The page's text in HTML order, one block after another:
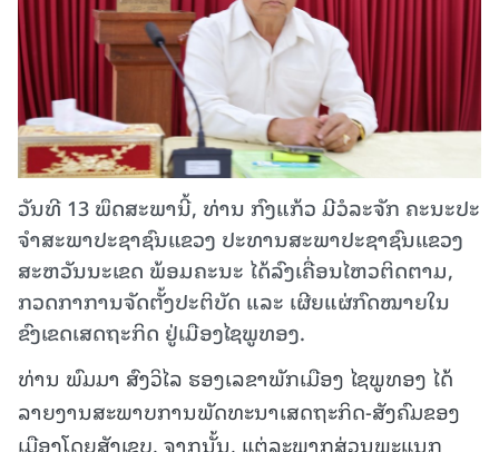
ວັນທີ 13 ພຶດສະພານີ້, ທ່ານ ກົງແກ້ວ ມີວໍລະຈັກ ຄະນະປະ
ຈໍາສະພາປະຊາຊົນແຂວງ ປະທານສະພາປະຊາຊົນແຂວງ
ສະຫວັນນະເຂດ ພ້ອມຄະນະ ໄດ້ລົງເຄື່ອນໄຫວຕິດຕາມ,
ກວດກາການຈັດຕັ້ງປະຕິບັດ ແລະ ເຜີຍແຜ່ກົດໝາຍໃນ
ຂົງເຂດເສດຖະກິດ ຢູ່ເມືອງໄຊພູທອງ.
ທ່ານ ພົມມາ ສົງວິໄລ ຮອງເລຂາພັກເມືອງ ໄຊພູທອງ ໄດ້
ລາຍງານສະພາບການພັດທະນາເສດຖະກິດ-ສັງຄົມຂອງ
ເມືອງໂດຍສັງເຂບ. ຈາກນັ້ນ, ແຕ່ລະພາກສ່ວນພະແນກ